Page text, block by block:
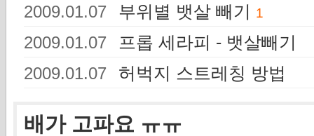
2009.01.07 부위별 뱃살 빼기 1
2009.01.07 프롭 세라피 - 뱃살빼기
2009.01.07 허벅지 스트레칭 방법
배가 고파요 ㅠㅠ